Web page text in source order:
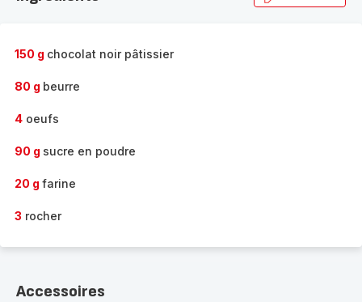
150 g chocolat noir pâtissier
80 g beurre
4 oeufs
90 g sucre en poudre
20 g farine
3 rocher
Accessoires